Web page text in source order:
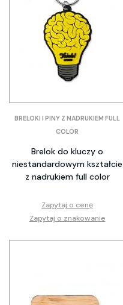
BRELOKI I PINY Z NADRUKIEM FULL
COLOR
Brelok do kluczy o
niestandardowym kształcie
z nadrukiem full color
Zapytaj o cenę
Zapytaj o znakowanie